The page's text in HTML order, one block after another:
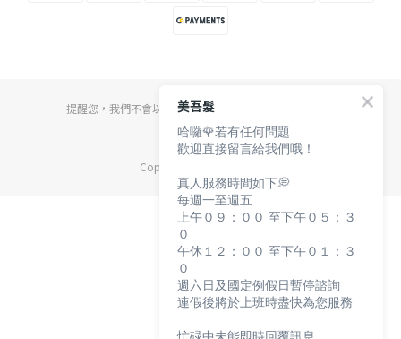
提醒您，我們不會以電話或簡訊方式通知變更付款方式。
Copyright© 2024 美吾髮
美吾髮
哈囉🌹若有任何問題
歡迎直接留言給我們哦！
真人服務時間如下💭
每週一至週五
上午０９：００ 至下午０５：３
０
午休１２：００ 至下午０１：３
０
週六日及國定例假日暫停諮詢
連假後將於上班時盡快為您服務
忙碌中未能即時回覆訊息